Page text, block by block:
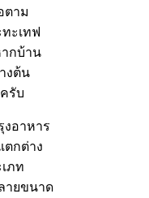
ตาม
ะเทฟ
ากบ้าน
งต้น
รับ
งอาหาร
ตกต่าง
ภท
ายขนาด